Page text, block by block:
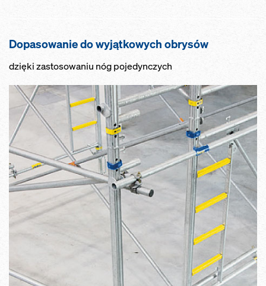
Dopasowanie do wyjątkowych obrysów
dzięki zastosowaniu nóg pojedynczych